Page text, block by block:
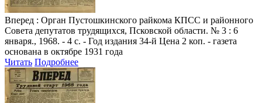
Вперед : Орган Пустошкинского райкома КПСС и районного
Совета депутатов трудящихся, Псковской области. № 3 : 6
января., 1968. - 4 с. - Год издания 34-й Цена 2 коп. - газета
основана в октябре 1931 года
Читать Подробнее